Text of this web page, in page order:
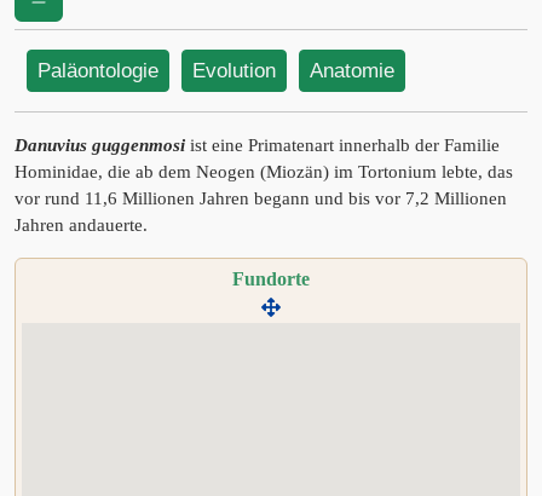
Paläontologie Evolution Anatomie
Danuvius guggenmosi ist eine Primatenart innerhalb der Familie
Hominidae, die ab dem Neogen (Miozän) im Tortonium lebte, das
vor rund 11,6 Millionen Jahren begann und bis vor 7,2 Millionen
Jahren andauerte.
Fundorte